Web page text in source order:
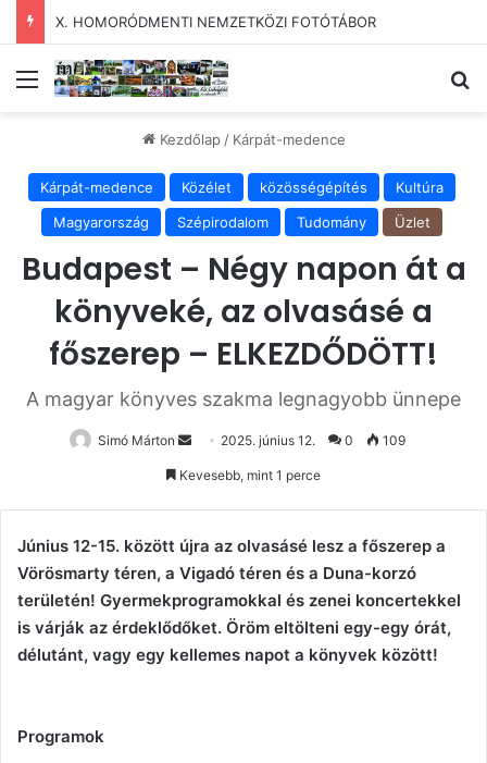
X. HOMORÓDMENTI NEMZETKÖZI FOTÓTÁBOR
Menü
Kezdőlap / Kárpát-medence
Kárpát-medence Közélet közösségépítés
Kultúra
Magyarország
Szépirodalom Tudomány Üzlet
Budapest – Négy napon át a
könyveké, az olvasásé a
főszerep – ELKEZDŐDÖTT!
A magyar könyves szakma legnagyobb ünnepe
Simó Márton
Send 2025. június 12. 0 109
Kevesebb, mint 1 perce
Június 12-15. között újra az olvasásé lesz a főszerep a
Vörösmarty téren, a Vigadó téren és a Duna-korzó
területén! Gyermekprogramokkal és zenei koncertekkel
is várják az érdeklődőket. Öröm eltölteni egy-egy órát,
délutánt, vagy egy kellemes napot a könyvek között!
Programok